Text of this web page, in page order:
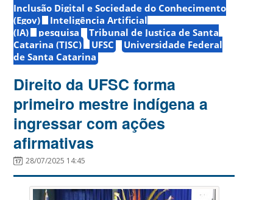
Inclusão Digital e Sociedade do Conhecimento
(Egov)
Inteligência Artificial
(IA)
pesquisa
Tribunal de Justiça de Santa
Catarina (TJSC)
UFSC
Universidade Federal
de Santa Catarina
Direito da UFSC forma
primeiro mestre indígena a
ingressar com ações
afirmativas
28/07/2025 14:45